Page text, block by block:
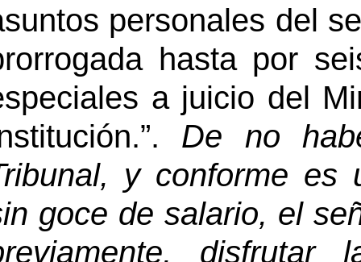
personales del
hasta por
a juicio del
De no
y conforme es
goce de salario, el
disfrutar